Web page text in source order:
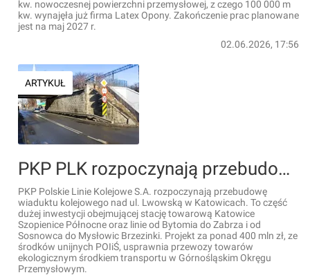
kw. nowoczesnej powierzchni przemysłowej, z czego 100 000 m
kw. wynajęła już firma Latex Opony. Zakończenie prac planowane
jest na maj 2027 r.
02.06.2026, 17:56
ARTYKUŁ
PKP PLK rozpoczynają przebudowę wiaduktu kolejowego nad ul. Lwowską w Katowicach
PKP Polskie Linie Kolejowe S.A. rozpoczynają przebudowę
wiaduktu kolejowego nad ul. Lwowską w Katowicach. To część
dużej inwestycji obejmującej stację towarową Katowice
Szopienice Północne oraz linie od Bytomia do Zabrza i od
Sosnowca do Mysłowic Brzezinki. Projekt za ponad 400 mln zł, ze
środków unijnych POIiŚ, usprawnia przewozy towarów
ekologicznym środkiem transportu w Górnośląskim Okręgu
Przemysłowym.